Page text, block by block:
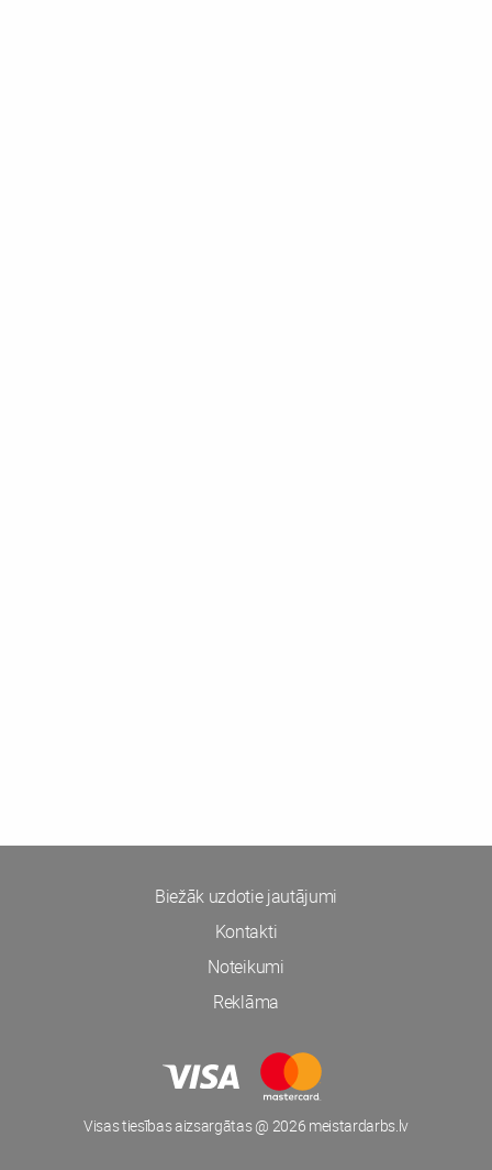
Biežāk uzdotie jautājumi
Kontakti
Noteikumi
Reklāma
Visas tiesības aizsargātas @ 2026 meistardarbs.lv